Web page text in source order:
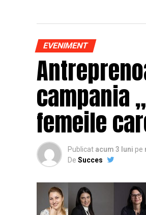
EVENIMENT
campania
femeile
Publicat acum 3 luni pe
De Succes